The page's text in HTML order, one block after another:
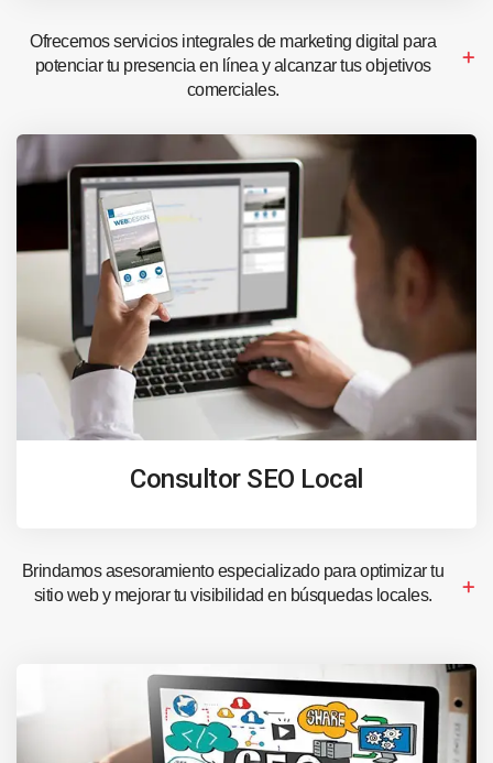
Ofrecemos servicios integrales de marketing digital para
potenciar tu presencia en línea y alcanzar tus objetivos
comerciales.
Consultor SEO Local
Brindamos asesoramiento especializado para optimizar tu
sitio web y mejorar tu visibilidad en búsquedas locales.